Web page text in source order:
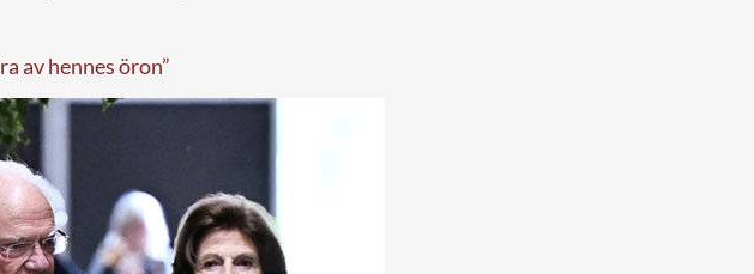
av hennes öron”